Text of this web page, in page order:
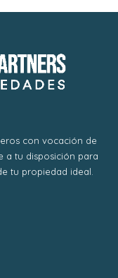
con vocación de
a tu disposición para
tu propiedad ideal.